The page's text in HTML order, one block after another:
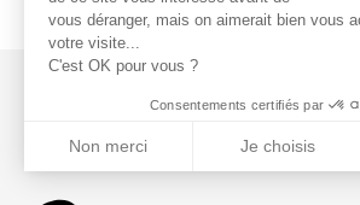
vous déranger, mais on aimerait bien vous
votre visite...
C'est OK pour vous ?
Consentements certifiés par
Non merci Je choisis